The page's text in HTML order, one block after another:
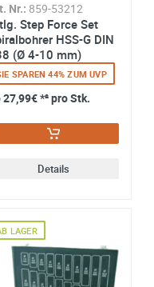
Nr.: 859-53212
Step Force Set
HSS-G DIN
(Ø 4-10 mm)
SPAREN 44% ZUM UVP
27,99€*² pro Stk.
Details
LAGER